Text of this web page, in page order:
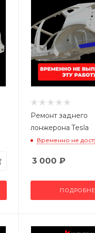
Ремонт заднего
лонжерона Tesla
Временно не
3 000 ₽